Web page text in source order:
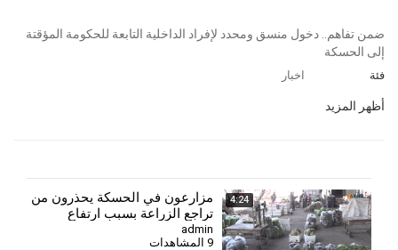
⁣ضمن تفاهم.. دخول منسق ومحدد لإفراد الداخلية التابعة للحكومة المؤقتة
إلى الحسكة
فئة اخبار
أظهر المزيد
4:24
⁣مزارعون في الحسكة يحذرون من
تراجع الزراعة بسبب ارتفاع
التكاليف وأزمة العملة
admin
9 المشاهدات